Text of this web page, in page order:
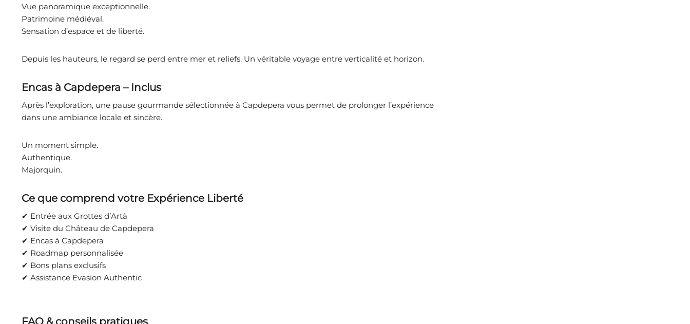
Vue panoramique exceptionnelle.
Patrimoine médiéval.
Sensation d’espace et de liberté.
Depuis les hauteurs, le regard se perd entre mer et reliefs. Un véritable voyage entre verticalité et horizon.
Encas à Capdepera – Inclus
Après l’exploration, une pause gourmande sélectionnée à Capdepera vous permet de prolonger l’expérience
dans une ambiance locale et sincère.
Un moment simple.
Authentique.
Majorquin.
Ce que comprend votre Expérience Liberté
✔ Entrée aux Grottes d’Artà
✔ Visite du Château de Capdepera
✔ Encas à Capdepera
✔ Roadmap personnalisée
✔ Bons plans exclusifs
✔ Assistance Evasion Authentic
FAQ & conseils pratiques